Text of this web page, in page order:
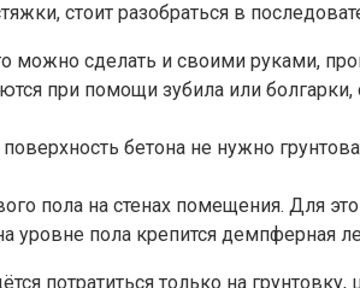
стоит разобраться в
можно сделать и своими руками,
при помощи зубила или болгарки,
бетона не нужно
пола на стенах помещения. Для
уровне пола крепится
потратиться только на